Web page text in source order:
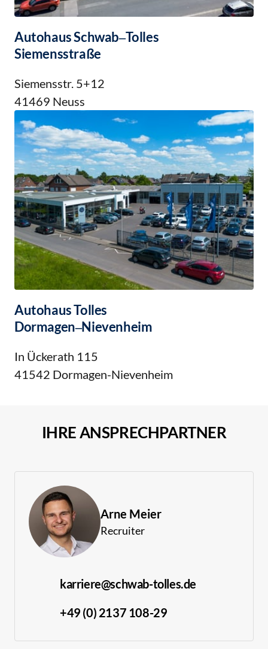
Autohaus Schwab‒Tolles
Siemensstraße
Siemensstr. 5+12
41469 Neuss
Autohaus Tolles
Dormagen‒Nievenheim
In Ückerath 115
41542 Dormagen-Nievenheim
IHRE ANSPRECHPARTNER
Arne Meier
Recruiter
karriere@schwab-tolles.de
+49 (0) 2137 108-29